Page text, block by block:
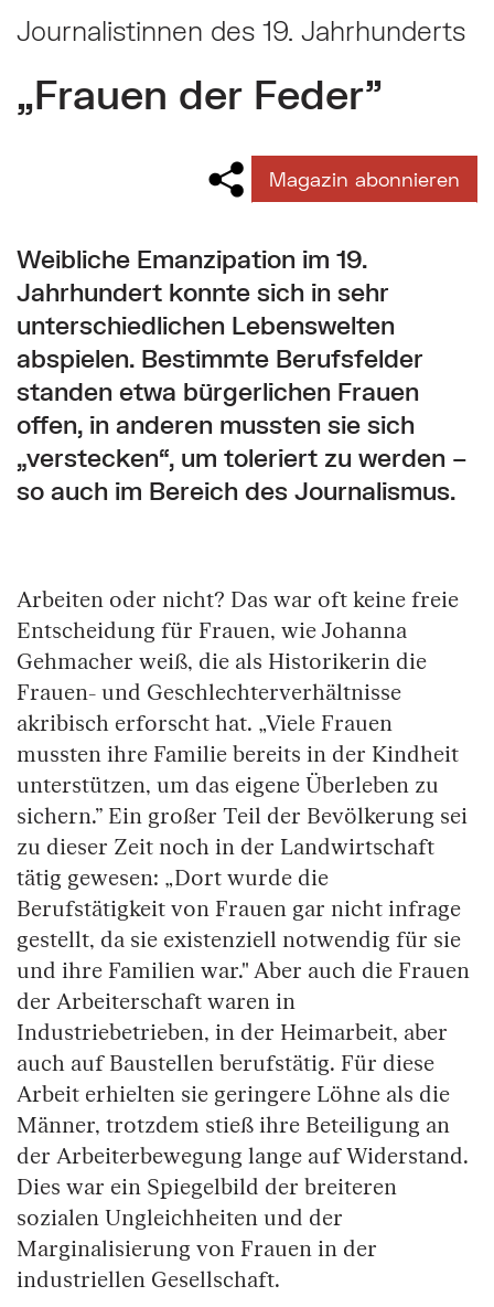
Journalistinnen des 19. Jahrhunderts
„Frauen der Feder”
Magazin abonnieren
Weibliche Emanzipation im 19.
Jahrhundert konnte sich in sehr
unterschiedlichen Lebenswelten
abspielen. Bestimmte Berufsfelder
standen etwa bürgerlichen Frauen
offen, in anderen mussten sie sich
„verstecken“, um toleriert zu werden –
so auch im Bereich des Journalismus.
Arbeiten oder nicht? Das war oft keine freie
Entscheidung für Frauen, wie Johanna
Gehmacher weiß, die als Historikerin die
Frauen- und Geschlechterverhältnisse
akribisch erforscht hat. „Viele Frauen
mussten ihre Familie bereits in der Kindheit
unterstützen, um das eigene Überleben zu
sichern.” Ein großer Teil der Bevölkerung sei
zu dieser Zeit noch in der Landwirtschaft
tätig gewesen: „Dort wurde die
Berufstätigkeit von Frauen gar nicht infrage
gestellt, da sie existenziell notwendig für sie
und ihre Familien war." Aber auch die Frauen
der Arbeiterschaft waren in
Industriebetrieben, in der Heimarbeit, aber
auch auf Baustellen berufstätig. Für diese
Arbeit erhielten sie geringere Löhne als die
Männer, trotzdem stieß ihre Beteiligung an
der Arbeiterbewegung lange auf Widerstand.
Dies war ein Spiegelbild der breiteren
sozialen Ungleichheiten und der
Marginalisierung von Frauen in der
industriellen Gesellschaft.